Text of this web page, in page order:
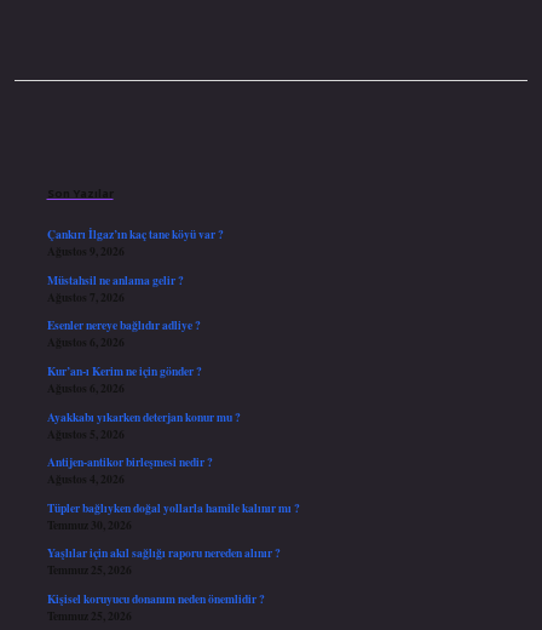
Son Yazılar
Çankırı İlgaz’ın kaç tane köyü var ?
Ağustos 9, 2026
Müstahsil ne anlama gelir ?
Ağustos 7, 2026
Esenler nereye bağlıdır adliye ?
Ağustos 6, 2026
Kur’an-ı Kerim ne için gönder ?
Ağustos 6, 2026
Ayakkabı yıkarken deterjan konur mu ?
Ağustos 5, 2026
Antijen-antikor birleşmesi nedir ?
Ağustos 4, 2026
Tüpler bağlıyken doğal yollarla hamile kalınır mı ?
Temmuz 30, 2026
Yaşlılar için akıl sağlığı raporu nereden alınır ?
Temmuz 25, 2026
Kişisel koruyucu donanım neden önemlidir ?
Temmuz 25, 2026